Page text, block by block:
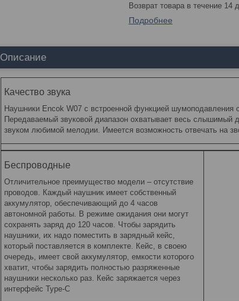
возврат товара в течение 14
Подробнее
Описание
Качество звука
Наушники Encok W07 с встроенной функцией шумоподавления
Передаваемый звуковой диапазон охватывает весь слышимый
звуком любимой мелодии. Имеется возможность отвечать на
Беспроводные
Отличительное преимущество модели – отсутствие
проводов. Каждый наушник имеет собственный
аккумулятор, обеспечивающий до 4 часов
автономной работы. В режиме ожидания они могут
сохранять заряд до 120 часов. Чтобы зарядить
наушники, их надо поместить в зарядный кейс,
который поставляется в комплекте. Кейс, в своею
очередь, имеет свой аккумулятор, емкости которого
хватит, чтобы зарядить полностью разряженные
наушники несколько раз. Кейс заряжается через
интерфейс Type-C